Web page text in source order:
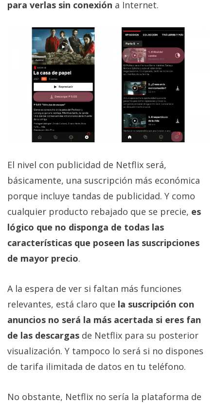
informática,
videojuegos,
trucos y
tutoriales.
El Grupo
Informático
(CC) 2006-
derechos
reservados.
para verlas sin conexión a Internet.
El nivel con publicidad de Netflix será,
básicamente, una suscripción más económica
porque incluye tandas de publicidad. Y como
cualquier producto rebajado que se precie, es
lógico que no disponga de todas las
características que poseen las suscripciones
de mayor precio.
A la espera de ver si faltan más funciones
relevantes, está claro que la suscripción con
anuncios no será la más acertada si eres fan
de las descargas de Netflix para su posterior
visualización. Y tampoco lo será si no dispones
de tarifa ilimitada de datos en tu teléfono.
No obstante, Netflix no sería la plataforma de